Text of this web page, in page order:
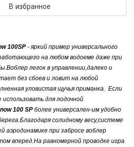
В избранное
100SР - яркий пример универсального
на любом водоеме даже при
легок в управлении,далеко и
без сбоев и ловит на любой
уловистая щучья приманка.
Если
для лодочной
100 SР более универсален-им удобно
солидному весу,системе
аэродинамике при забросе воблер
вперед.На равномерной проводке игра